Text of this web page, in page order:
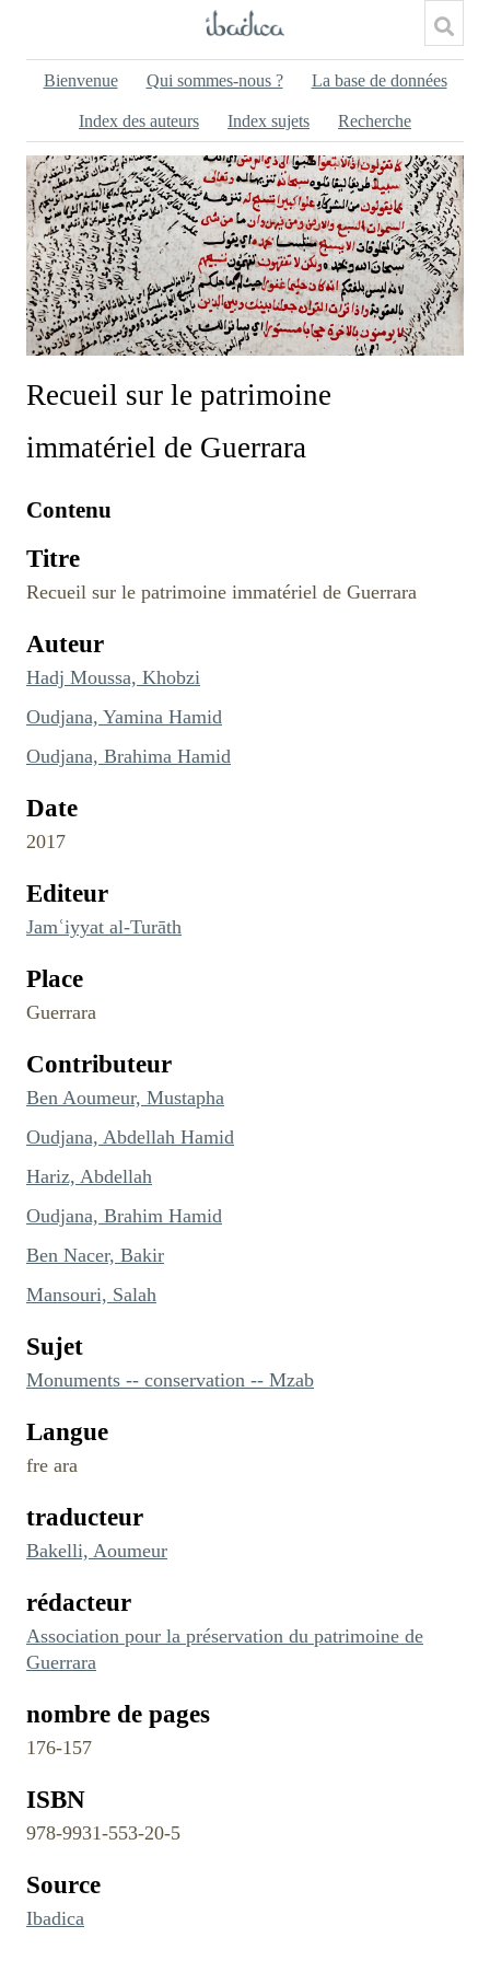
Bienvenue Qui sommes-nous ? La base de données
Index des auteurs Index sujets Recherche
Recueil sur le patrimoine
immatériel de Guerrara
Contenu
Titre
Recueil sur le patrimoine immatériel de Guerrara
Auteur
Hadj Moussa, Khobzi
Oudjana, Yamina Hamid
Oudjana, Brahima Hamid
Date
2017
Editeur
Jamʿiyyat al-Turāth
Place
Guerrara
Contributeur
Ben Aoumeur, Mustapha
Oudjana, Abdellah Hamid
Hariz, Abdellah
Oudjana, Brahim Hamid
Ben Nacer, Bakir
Mansouri, Salah
Sujet
Monuments -- conservation -- Mzab
Langue
fre ara
traducteur
Bakelli, Aoumeur
rédacteur
Association pour la préservation du patrimoine de
Guerrara
nombre de pages
176-157
ISBN
978-9931-553-20-5
Source
Ibadica